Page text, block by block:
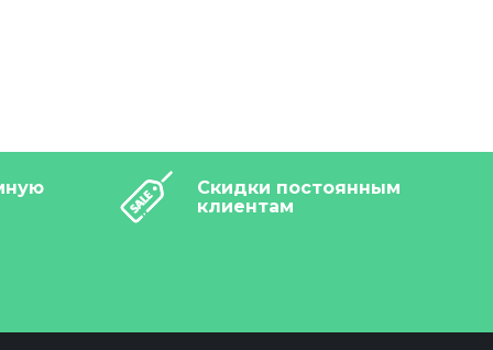
Скидки постоянным
клиентам